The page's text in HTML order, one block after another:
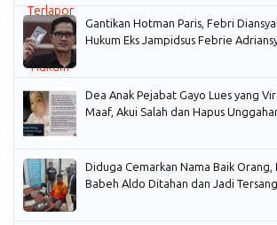
Gantikan Hotman Paris, Febri
Hukum Eks Jampidsus Febrie
Dea Anak Pejabat Gayo Lues yang
Maaf, Akui Salah dan Hapus
Diduga Cemarkan Nama Baik
Babeh Aldo Ditahan dan Jadi